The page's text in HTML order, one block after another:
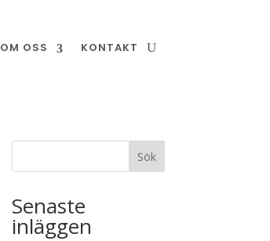
OM OSS KONTAKT
Sök
Senaste
inläggen